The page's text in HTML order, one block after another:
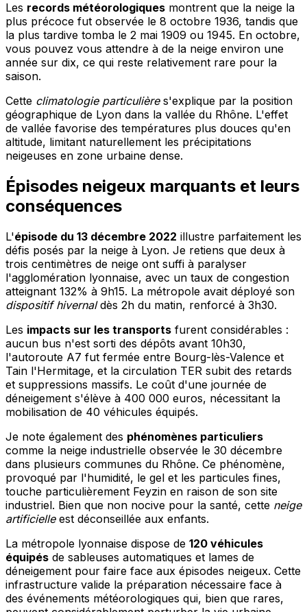
Les records météorologiques montrent que la neige la
plus précoce fut observée le 8 octobre 1936, tandis que
la plus tardive tomba le 2 mai 1909 ou 1945. En octobre,
vous pouvez vous attendre à de la neige environ une
année sur dix, ce qui reste relativement rare pour la
saison.
Cette climatologie particulières'explique par la position
géographique de Lyon dans la vallée du Rhône. L'effet
de vallée favorise des températures plus douces qu'en
altitude, limitant naturellement les précipitations
neigeuses en zone urbaine dense.
Épisodes neigeux marquants et leurs
conséquences
L'épisode du 13 décembre 2022 illustre parfaitement les
défis posés par la neige à Lyon. Je retiens que deux à
trois centimètres de neige ont suffi à paralyser
l'agglomération lyonnaise, avec un taux de congestion
atteignant 132% à 9h15. La métropole avait déployé son
dispositif hivernaldès 2h du matin, renforcé à 3h30.
Les impacts sur les transports furent considérables :
aucun bus n'est sorti des dépôts avant 10h30,
l'autoroute A7 fut fermée entre Bourg-lès-Valence et
Tain l'Hermitage, et la circulation TER subit des retards
et suppressions massifs. Le coût d'une journée de
déneigement s'élève à 400 000 euros, nécessitant la
mobilisation de 40 véhicules équipés.
Je note également des phénomènes particuliers
comme la neige industrielle observée le 30 décembre
dans plusieurs communes du Rhône. Ce phénomène,
provoqué par l'humidité, le gel et les particules fines,
touche particulièrement Feyzin en raison de son site
industriel. Bien que non nocive pour la santé, cette neige
artificielleest déconseillée aux enfants.
La métropole lyonnaise dispose de 120 véhicules
équipés de sableuses automatiques et lames de
déneigement pour faire face aux épisodes neigeux. Cette
infrastructure valide la préparation nécessaire face à
des événements météorologiques qui, bien que rares,